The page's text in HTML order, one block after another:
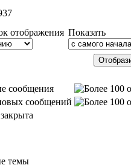
отображения Показать
сообщения
сообщений
темы